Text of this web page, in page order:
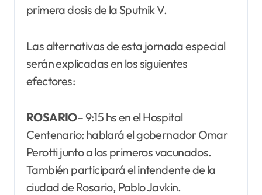
primera dosis de la Sputnik V.
Las alternativas de esta jornada especial
serán explicadas en los siguientes
efectores:
ROSARIO– 9:15 hs en el Hospital
Centenario: hablará el gobernador Omar
Perotti junto a los primeros vacunados.
También participará el intendente de la
ciudad de Rosario, Pablo Javkin.